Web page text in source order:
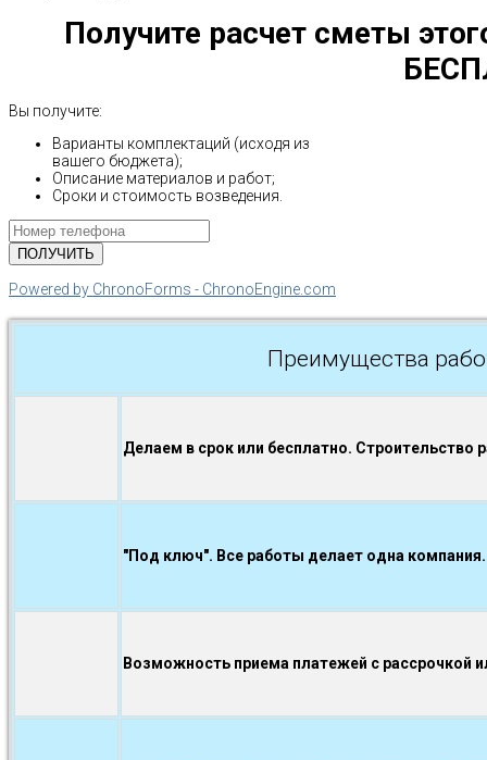
Получите расчет сметы
Вы получите:
Варианты комплектаций (исходя из
вашего бюджета);
Описание материалов и работ;
Сроки и стоимость возведения.
Powered by ChronoForms - ChronoEngine.com
Преимущества
Делаем в срок или бесплатно. Строительство
"Под ключ". Все работы делает одна компания.
Возможность приема платежей с рассрочкой